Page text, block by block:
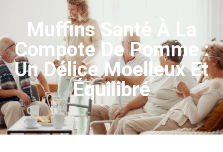
Muffins Santé À La
Compote De Pomme :
Un Délice Moelleux Et
Équilibré